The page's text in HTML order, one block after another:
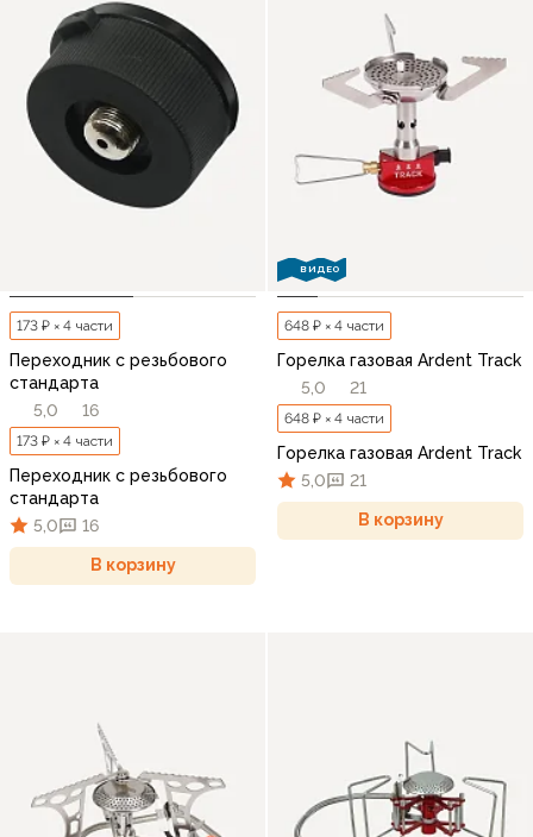
173 ₽ × 4 части
Переходник c резьбового
стандарта
5,0
16
173 ₽ × 4 части
Переходник c резьбового
стандарта
5,0
16
В корзину
ВИДЕО
648 ₽ × 4 части
Горелка газовая Ardent Track
5,0
21
648 ₽ × 4 части
Горелка газовая Ardent Track
5,0
21
В корзину